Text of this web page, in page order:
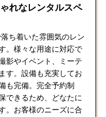
れなレンタルスペ
ち着いた雰囲気のレン
。様々な用途に対応で
影やイベント、ミーテ
す。設備も充実してお
も完備。完全予約制
できるため、どなたに
。お客様のニーズに合